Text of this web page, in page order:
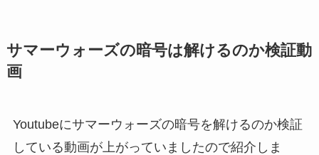
サマーウォーズの暗号は解けるのか検証動
画
Youtubeにサマーウォーズの暗号を解けるのか検証
している動画が上がっていましたので紹介しま